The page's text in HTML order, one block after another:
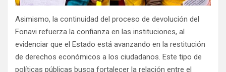
Asimismo, la continuidad del proceso de devolución del
Fonavi refuerza la confianza en las instituciones, al
evidenciar que el Estado está avanzando en la restitución
de derechos económicos a los ciudadanos. Este tipo de
políticas públicas busca fortalecer la relación entre el